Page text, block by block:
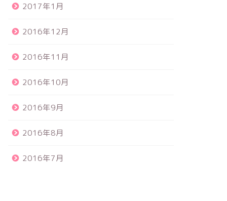
2017年1月
2016年12月
2016年11月
2016年10月
2016年9月
2016年8月
2016年7月